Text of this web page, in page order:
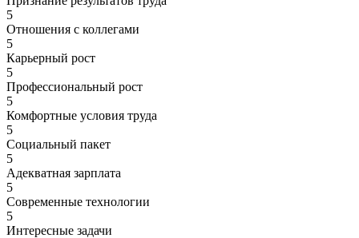
5
Отношения с коллегами
5
Карьерный рост
5
Профессиональный рост
5
Комфортные условия труда
5
Социальный пакет
5
Адекватная зарплата
5
Современные технологии
5
Интересные задачи